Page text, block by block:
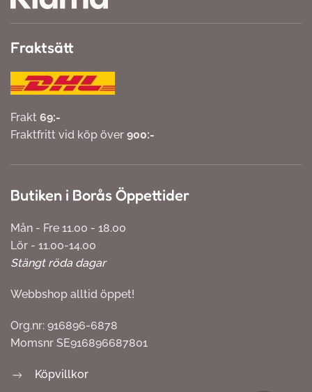
Fraktsätt
Frakt 69:-
Fraktfritt vid köp över 900:-
Butiken i Borås Öppettider
Mån - Fre 11.00 - 18.00
Lör - 11.00-14.00
Stängt röda dagar
Webbshop alltid öppet!
Org.nr: 916896-6878
Momsnr SE916896687801
Köpvillkor